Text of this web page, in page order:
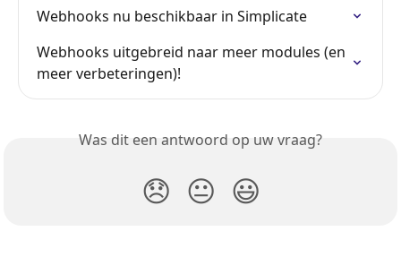
Webhooks nu beschikbaar in Simplicate
Webhooks uitgebreid naar meer modules (en
meer verbeteringen)!
Was dit een antwoord op uw vraag?
😞 😐 😃